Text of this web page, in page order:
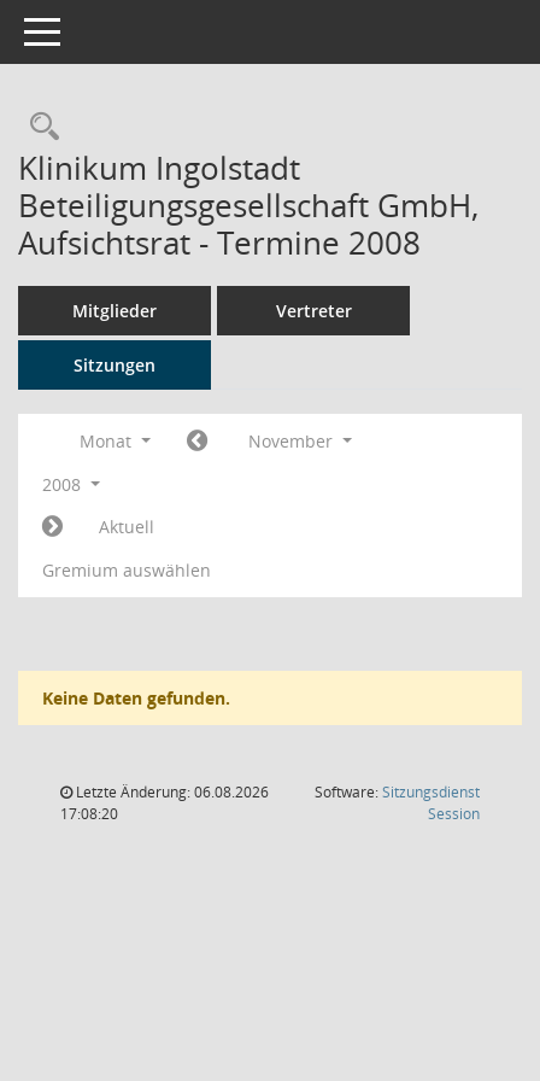
Toggle navigation
Rechercheauswahl
Klinikum Ingolstadt
Beteiligungsgesellschaft GmbH,
Aufsichtsrat - Termine 2008
Mitglieder Vertreter
Sitzungen
Monat
November
2008
Aktuell
Gremium auswählen
Keine Daten gefunden.
Letzte Änderung: 06.08.2026
17:08:20
Software:Sitzungsdienst
Session(Wird in